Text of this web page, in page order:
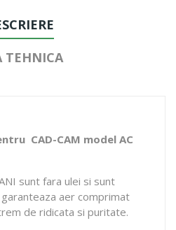
TEHNICA
CAD-CAM model AC
sunt fara ulei si sunt
aer comprimat
de ridicata si puritate.